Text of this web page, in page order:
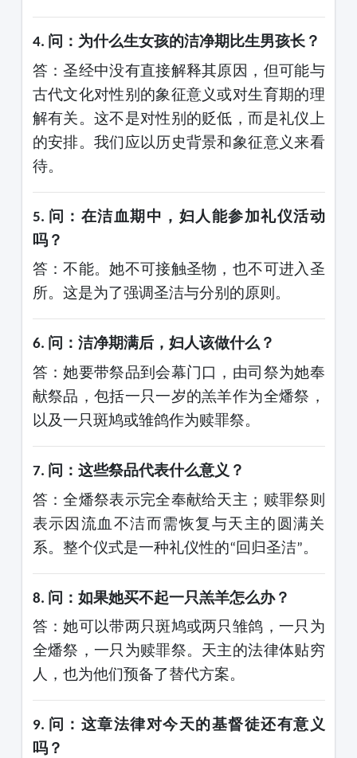
4. 问：为什么生女孩的洁净期比生男孩长？
答：圣经中没有直接解释其原因，但可能与
古代文化对性别的象征意义或对生育期的理
解有关。这不是对性别的贬低，而是礼仪上
的安排。我们应以历史背景和象征意义来看
待。
5. 问：在洁血期中，妇人能参加礼仪活动
吗？
答：不能。她不可接触圣物，也不可进入圣
所。这是为了强调圣洁与分别的原则。
6. 问：洁净期满后，妇人该做什么？
答：她要带祭品到会幕门口，由司祭为她奉
献祭品，包括一只一岁的羔羊作为全燔祭，
以及一只斑鸠或雏鸽作为赎罪祭。
7. 问：这些祭品代表什么意义？
答：全燔祭表示完全奉献给天主；赎罪祭则
表示因流血不洁而需恢复与天主的圆满关
系。整个仪式是一种礼仪性的“回归圣洁”。
8. 问：如果她买不起一只羔羊怎么办？
答：她可以带两只斑鸠或两只雏鸽，一只为
全燔祭，一只为赎罪祭。天主的法律体贴穷
人，也为他们预备了替代方案。
9. 问：这章法律对今天的基督徒还有意义
吗？